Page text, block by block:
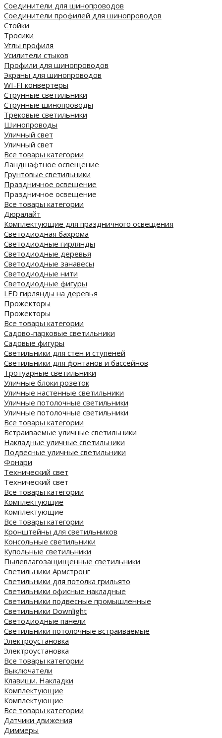
Соединители для шинопроводов
Соединители профилей для шинопроводов
Стойки
Тросики
Углы профиля
Усилители стыков
Профили для шинопроводов
Экраны для шинопроводов
WI-FI конвертеры
Струнные светильники
Струнные шинопроводы
Трековые светильники
Шинопроводы
Уличный свет
Уличный свет
Все товары категории
Ландшафтное освещение
Грунтовые светильники
Праздничное освещение
Праздничное освещение
Все товары категории
Дюралайт
Комплектующие для праздничного освещения
Светодиодная бахрома
Светодиодные гирлянды
Светодиодные деревья
Светодиодные занавесы
Светодиодные нити
Светодиодные фигуры
LED гирлянды на деревья
Прожекторы
Прожекторы
Все товары категории
Садово-парковые светильники
Садовые фигуры
Светильники для стен и ступеней
Светильники для фонтанов и бассейнов
Тротуарные светильники
Уличные блоки розеток
Уличные настенные светильники
Уличные потолочные светильники
Уличные потолочные светильники
Все товары категории
Встраиваемые уличные светильники
Накладные уличные светильники
Подвесные уличные светильники
Фонари
Технический свет
Технический свет
Все товары категории
Комплектующие
Комплектующие
Все товары категории
Кронштейны для светильников
Консольные светильники
Купольные светильники
Пылевлагозащищенные светильники
Светильники Армстронг
Светильники для потолка грильято
Светильники офисные накладные
Светильники подвесные промышленные
Светильники Downlight
Светодиодные панели
Cветильники потолочные встраиваемые
Электроустановка
Электроустановка
Все товары категории
Выключатели
Клавиши. Накладки
Комплектующие
Комплектующие
Все товары категории
Датчики движения
Диммеры